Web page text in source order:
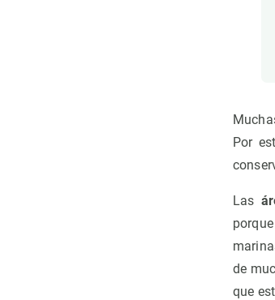
Por
Las
de
que